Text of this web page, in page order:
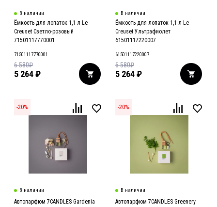
В наличии
Ёмкость для лопаток 1,1 л Le
Creuset Светло-розовый
71501117770001
71501117770001
5 264₽
6 580₽
В наличии
Ёмкость для лопаток 1,1 л Le
Creuset Ультрафиолет
61501117220007
61501117220007
5 264 ₽
6 580₽
-20%
В наличии
Автопарфюм 7CANDLES Gardenia
-20%
В наличии
Автопарфюм 7CANDLES Greenery